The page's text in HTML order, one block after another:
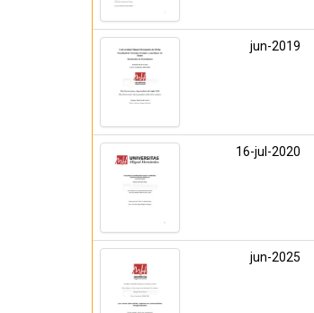
jun-2019
16-jul-2020
jun-2025